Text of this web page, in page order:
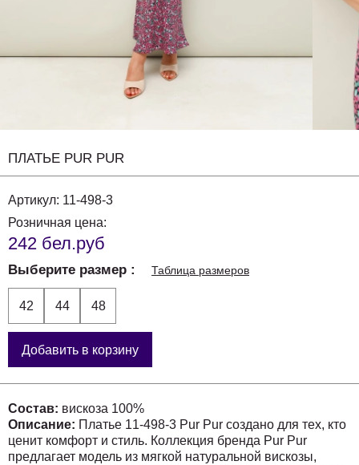
ПЛАТЬЕ PUR PUR
Артикул: 11-498-3
Розничная цена:
242 бел.руб
Выберите размер Таблица размеров
42 44 48
Добавить в корзину
Состав: вискоза 100%
Описание: Платье 11-498-3 Pur Pur создано для тех, кто
ценит комфорт и стиль. Коллекция бренда Pur Pur
предлагает модель из мягкой натуральной вискозы,